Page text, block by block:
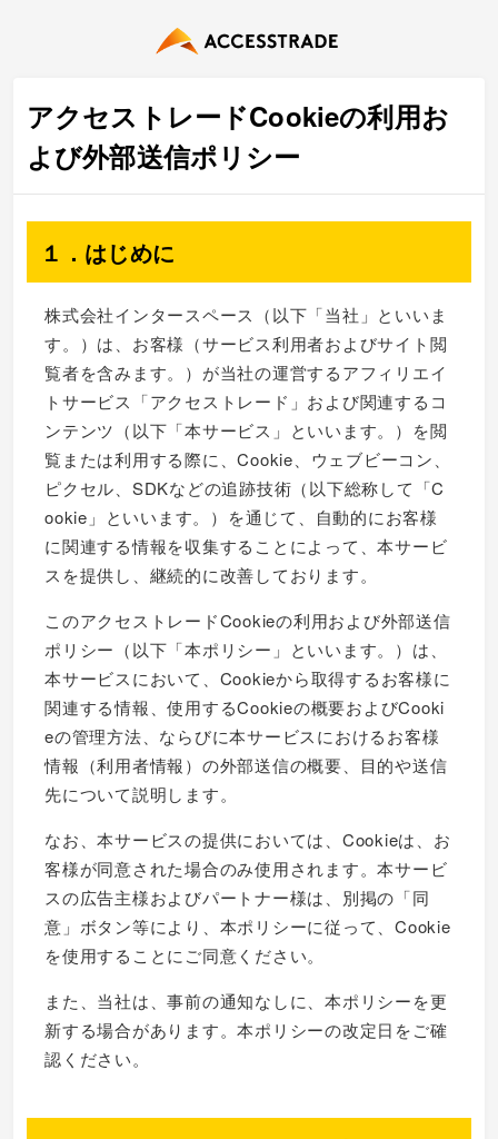
アクセストレードCookieの利用お
よび外部送信ポリシー
１．はじめに
株式会社インタースペース（以下「当社」といいま
す。）は、お客様（サービス利用者およびサイト閲
覧者を含みます。）が当社の運営するアフィリエイ
トサービス「アクセストレード」および関連するコ
ンテンツ（以下「本サービス」といいます。）を閲
覧または利用する際に、Cookie、ウェブビーコン、
ピクセル、SDKなどの追跡技術（以下総称して「C
ookie」といいます。）を通じて、自動的にお客様
に関連する情報を収集することによって、本サービ
スを提供し、継続的に改善しております。
このアクセストレードCookieの利用および外部送信
ポリシー（以下「本ポリシー」といいます。）は、
本サービスにおいて、Cookieから取得するお客様に
関連する情報、使用するCookieの概要およびCooki
eの管理方法、ならびに本サービスにおけるお客様
情報（利用者情報）の外部送信の概要、目的や送信
先について説明します。
なお、本サービスの提供においては、Cookieは、お
客様が同意された場合のみ使用されます。本サービ
スの広告主様およびパートナー様は、別掲の「同
意」ボタン等により、本ポリシーに従って、Cookie
を使用することにご同意ください。
また、当社は、事前の通知なしに、本ポリシーを更
新する場合があります。本ポリシーの改定日をご確
認ください。